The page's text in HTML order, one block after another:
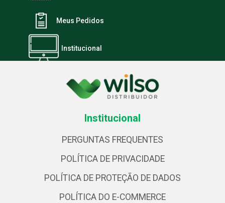
Meus Pedidos
Institucional
Institucional
PERGUNTAS FREQUENTES
POLÍTICA DE PRIVACIDADE
POLÍTICA DE PROTEÇÃO DE DADOS
POLÍTICA DO E-COMMERCE